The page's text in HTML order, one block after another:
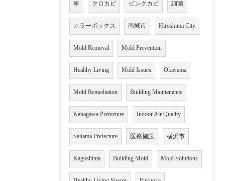
車 クロカビ ピンクカビ 細菌
カラーボックス 南城市 Hiroshima City
Mold Removal Mold Prevention
Healthy Living Mold Issues Okayama
Mold Remediation Building Maintenance
Kanagawa Prefecture Indoor Air Quality
Saitama Prefecture 医療施設 横浜市
Kagoshima Building Mold Mold Solutions